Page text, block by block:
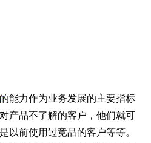
的能力作为业务发展的主要指标
产品不了解的客户，他们就可
以前使用过竞品的客户等等。